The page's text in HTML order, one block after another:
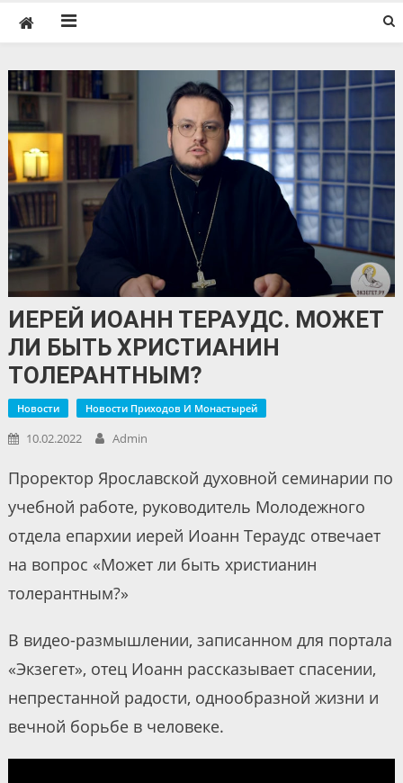
ИЕРЕЙ ИОАНН ТЕРАУДС. МОЖЕТ
ЛИ БЫТЬ ХРИСТИАНИН
ТОЛЕРАНТНЫМ?
Новости Новости Приходов И Монастырей
10.02.2022 Admin
Проректор Ярославской духовной семинарии по
учебной работе, руководитель Молодежного
отдела епархии иерей Иоанн Тераудс отвечает
на вопрос «Может ли быть христианин
толерантным?»
В видео-размышлении, записанном для портала
«Экзегет», отец Иоанн рассказывает спасении,
непрестанной радости, однообразной жизни и
вечной борьбе в человеке.